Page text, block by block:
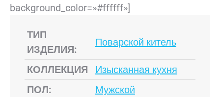
background_color=»#ffffff»]
ТИП
ИЗДЕЛИЯ:
Поварской китель
КОЛЛЕКЦИЯ
Изысканная кухня
ПОЛ:
Мужской